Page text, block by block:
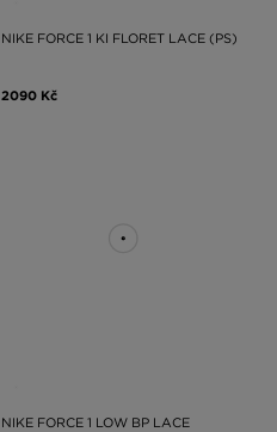
NIKE FORCE 1 KI FLORET LACE (PS)
2090 Kč
NIKE FORCE 1 LOW BP LACE